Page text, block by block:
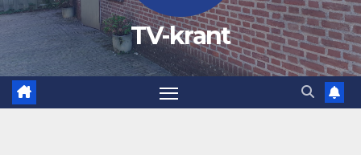
TV-krant